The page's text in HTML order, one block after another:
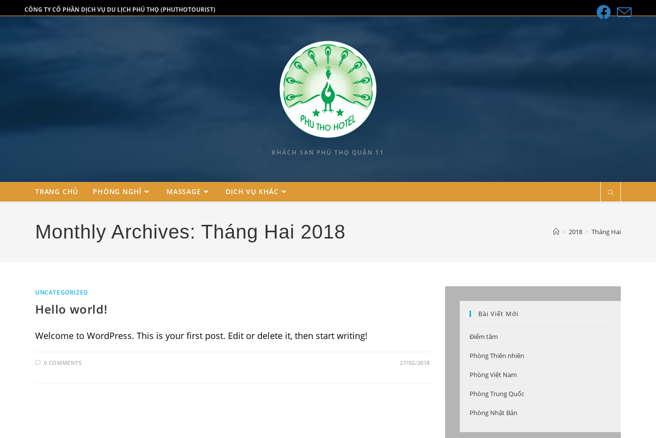
CÔNG TY CỔ PHẦN DỊCH VỤ DU LỊCH PHÚ THỌ (PHUTHOTOURIST)
KHÁCH SẠN PHÚ THỌ QUẬN 11
TRANG CHỦ PHÒNG NGHỈ MASSAGE DỊCH VỤ KHÁC
Monthly Archives: Tháng Hai 2018 > 2018 > Tháng Hai
UNCATEGORIZED
Hello world!
Welcome to WordPress. This is your first post. Edit or delete it, then start writing!
0 COMMENTS 27/02/2018
Bài Viết Mới
Điểm tâm
Phòng Thiên nhiên
Phòng Việt Nam
Phòng Trung Quốc
Phòng Nhật Bản